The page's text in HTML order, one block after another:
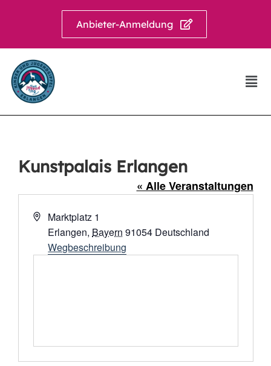
Anbieter-Anmeldung
Kunstpalais Erlangen
« Alle Veranstaltungen
Adresse
Marktplatz 1
Erlangen, Bayern 91054 Deutschland
Wegbeschreibung